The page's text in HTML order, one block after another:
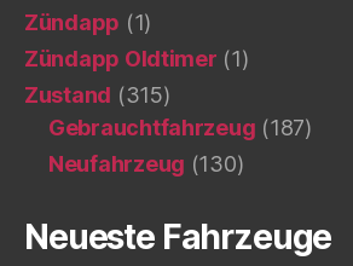
Zündapp (1)
Zündapp Oldtimer (1)
Zustand (315)
Gebrauchtfahrzeug (187)
Neufahrzeug (130)
Neueste Fahrzeuge